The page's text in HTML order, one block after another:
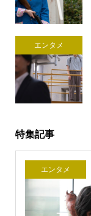
エンタメ
特集記事
エンタメ